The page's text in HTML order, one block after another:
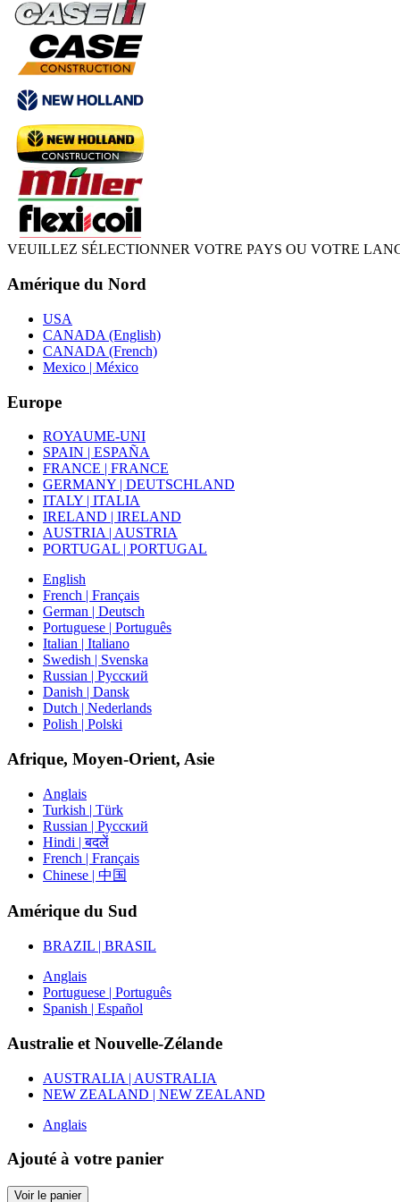
VEUILLEZ SÉLECTIONNER VOTRE PAYS OU VOTRE
Amérique du Nord
USA
CANADA (English)
CANADA (French)
Mexico | México
Europe
ROYAUME-UNI
SPAIN | ESPAÑA
FRANCE | FRANCE
GERMANY | DEUTSCHLAND
ITALY | ITALIA
IRELAND | IRELAND
AUSTRIA | AUSTRIA
PORTUGAL | PORTUGAL
English
French | Français
German | Deutsch
Portuguese | Português
Italian | Italiano
Swedish | Svenska
Russian | Русский
Danish | Dansk
Dutch | Nederlands
Polish | Polski
Afrique, Moyen-Orient, Asie
Anglais
Turkish | Türk
Russian | Русский
Hindi | बदलें
French | Français
Chinese | 中国
Amérique du Sud
BRAZIL | BRASIL
Anglais
Portuguese | Português
Spanish | Español
Australie et Nouvelle-Zélande
AUSTRALIA | AUSTRALIA
NEW ZEALAND | NEW ZEALAND
Anglais
Ajouté à votre panier
Voir le panier